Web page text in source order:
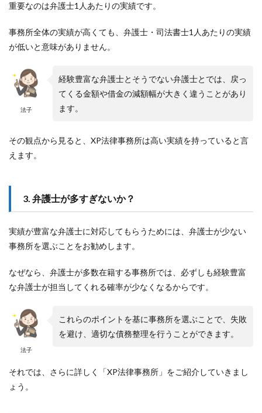
重要なのは弁護士1人あたりの実績です。
事務所全体の実績が高くても、弁護士・司法書士1人あたりの実績
が低いと意味がありません。
法子
経験豊富な弁護士とそうでない弁護士とでは、戻っ
てくる金額や借金の減額幅が大きく違うことがあり
ます。
その観点から見ると、XP法律事務所は高い実績を持っていると言
えます。
3. 弁護士が多すぎないか？
実績が豊富な弁護士に対応してもらうためには、弁護士が少ない
事務所を選ぶことをお勧めします。
なぜなら、弁護士が多数在籍する事務所では、必ずしも経験豊富
な弁護士が担当してくれる確率が少なくなるからです。
法子
これらのポイントを基に事務所を選ぶことで、失敗
を避け、適切な債務整理を行うことができます。
それでは、さらに詳しく「XP法律事務所」をご紹介していきまし
ょう。